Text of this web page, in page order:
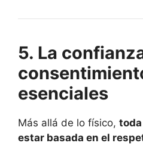
5. La
esenciales
Más allá de lo físico,
estar basada en el